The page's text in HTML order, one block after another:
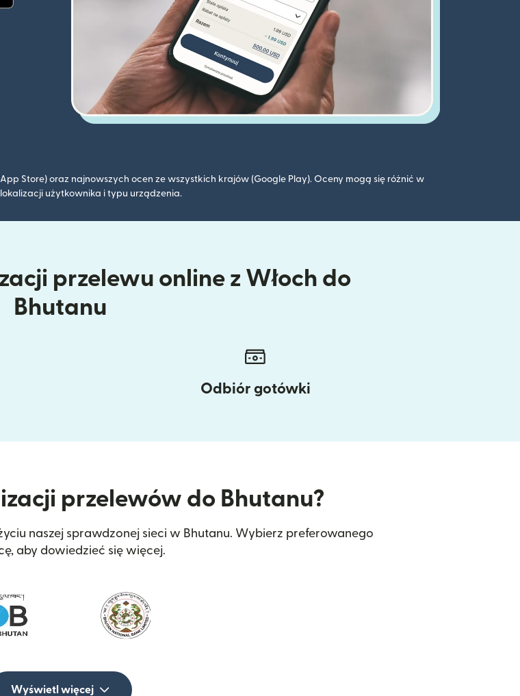
Store) oraz najnowszych ocen ze wszystkich krajów (Google Play). Oceny mogą się różnić w
użytkownika i typu urządzenia.
przelewu online z Włoch do
Bhutanu
Odbiór gotówki
przelewów do Bhutanu?
naszej sprawdzonej sieci w Bhutanu. Wybierz preferowanego
aby dowiedzieć się więcej.
Wyświetl więcej